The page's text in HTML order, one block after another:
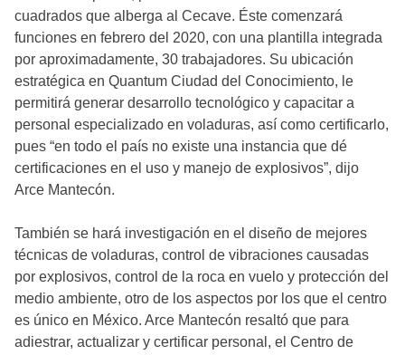
cuadrados que alberga al Cecave. Éste comenzará
funciones en febrero del 2020, con una plantilla integrada
por aproximadamente, 30 trabajadores. Su ubicación
estratégica en Quantum Ciudad del Conocimiento, le
permitirá generar desarrollo tecnológico y capacitar a
personal especializado en voladuras, así como certificarlo,
pues “en todo el país no existe una instancia que dé
certificaciones en el uso y manejo de explosivos”, dijo
Arce Mantecón.
También se hará investigación en el diseño de mejores
técnicas de voladuras, control de vibraciones causadas
por explosivos, control de la roca en vuelo y protección del
medio ambiente, otro de los aspectos por los que el centro
es único en México. Arce Mantecón resaltó que para
adiestrar, actualizar y certificar personal, el Centro de